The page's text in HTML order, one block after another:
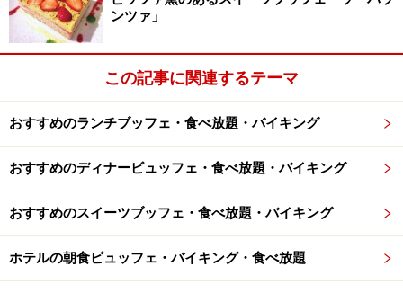
2008年にはバイキング誕生50周年を記念して、8月1日を
『バイキングの日』に制定するなど、文化の発信として
の活動にも積極的だ。
そんなサールが現在どのようなブッフェレストランにな
っているか、サールで腕を奮う、インペリアルバイキン
グ サール シェフ 下川明宏氏にインタビューした。
ンツァ」
この記事に関連するテーマ
おすすめのランチブッフェ・食べ放題・バイキング
おすすめのディナービュッフェ・食べ放題・バイキング
おすすめのスイーツブッフェ・食べ放題・バイキング
ホテルの朝食ビュッフェ・バイキング・食べ放題